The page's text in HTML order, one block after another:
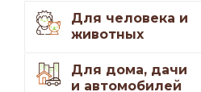
Для человека и
животных
Для дома, дачи
и автомобилей